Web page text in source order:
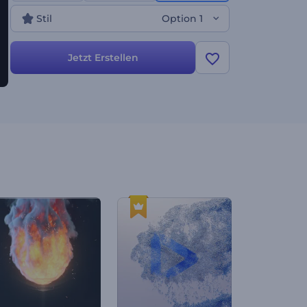
richten. Erstellen Sie jetzt und geben Sie Ihren
Videos einen denkwürdigen Start!
Stil Option 1
Jetzt Erstellen